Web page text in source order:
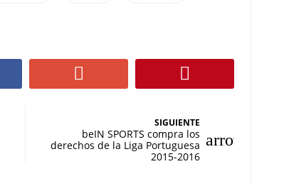
SIGUIENTE
beIN SPORTS compra los
derechos de la Liga Portuguesa
2015-2016